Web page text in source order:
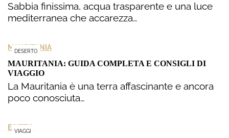
Sabbia finissima, acqua trasparente e una luce
mediterranea che accarezza…
DESERTO
MAURITANIA
MAURITANIA: GUIDA COMPLETA E CONSIGLI DI
VIAGGIO
La Mauritania è una terra affascinante e ancora
poco conosciuta…
VIAGGI
EGITTO